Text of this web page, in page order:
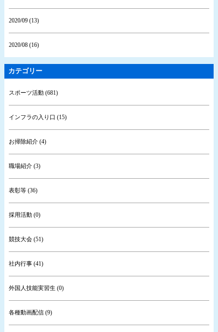
2020/09 (13)
2020/08 (16)
カテゴリー
スポーツ活動 (681)
インフラの入り口 (15)
お掃除紹介 (4)
職場紹介 (3)
表彰等 (36)
採用活動 (0)
競技大会 (51)
社内行事 (41)
外国人技能実習生 (0)
各種動画配信 (9)